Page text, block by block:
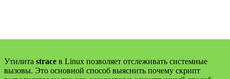
Утилита strace в Linux позволяет отслеживать системные
вызовы. Это основной способ выяснить почему скрипт